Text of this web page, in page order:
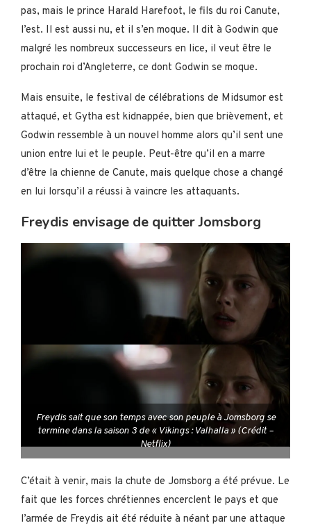
pas, mais le prince Harald Harefoot, le fils du roi Canute,
l’est. Il est aussi nu, et il s’en moque. Il dit à Godwin que
malgré les nombreux successeurs en lice, il veut être le
prochain roi d’Angleterre, ce dont Godwin se moque.
Mais ensuite, le festival de célébrations de Midsumor est
attaqué, et Gytha est kidnappée, bien que brièvement, et
Godwin ressemble à un nouvel homme alors qu’il sent une
union entre lui et le peuple. Peut-être qu’il en a marre
d’être la chienne de Canute, mais quelque chose a changé
en lui lorsqu’il a réussi à vaincre les attaquants.
Freydis envisage de quitter Jomsborg
Freydis sait que son temps avec son peuple à Jomsborg se
termine dans la saison 3 de « Vikings : Valhalla » (Crédit –
Netflix)
C’était à venir, mais la chute de Jomsborg a été prévue. Le
fait que les forces chrétiennes encerclent le pays et que
l’armée de Freydis ait été réduite à néant par une attaque